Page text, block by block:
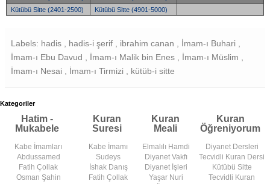
Kütübü Sitte (2401-2500)
Kütübü Sitte (4901-5000)
Labels: hadis , hadis-i şerif , ibrahim canan , İmam-ı Buhari ,
İmam-ı Ebu Davud , İmam-ı Malik bin Enes , İmam-ı Müslim ,
İmam-ı Nesai , İmam-ı Tirmizi , kütüb-i sitte
Kategoriler
Hatim -
Mukabele
Kuran
Suresi
Kuran
Meali
Kuran
Öğreniyorum
Kabe İmamları
Abdussamed
Fatih Çollak
Osman Şahin
Kabe İmamı
Sudeys
İshak Danış
Fatih Çollak
Elmalılı Hamdi
Diyanet Vakfı
Diyanet İşleri
Yaşar Nuri
Diyanet Dersleri
Tecvidli Kuran Dersi
Kütübü Sitte
Tecvidli Kuran